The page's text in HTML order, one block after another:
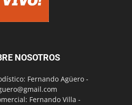
NOSOTROS
Fernando Agüero -
Fernando Villa -